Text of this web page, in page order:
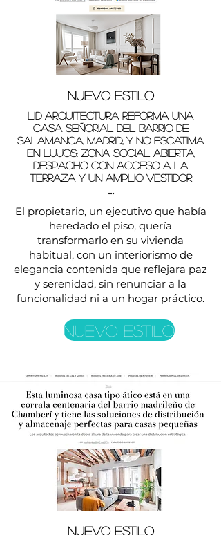
nuevo estilo
LID Arquitectura reforma una
casa señorial del barrio de
Salamanca, Madrid, y no escatima
en lujos: zona social abierta,
despacho con acceso a la
terraza y un amplio vestidor
...
El propietario, un ejecutivo que había
heredado el piso, quería
transformarlo en su vivienda
habitual, con un interiorismo de
elegancia contenida que reflejara paz
y serenidad, sin renunciar a la
funcionalidad ni a un hogar práctico.
NUEVO ESTILO
NUEVO ESTILO